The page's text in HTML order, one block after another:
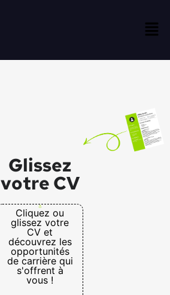
Glissez
votre CV
Cliquez ou
glissez votre
CV et
découvrez les
opportunités
de carrière qui
s'offrent à
vous !